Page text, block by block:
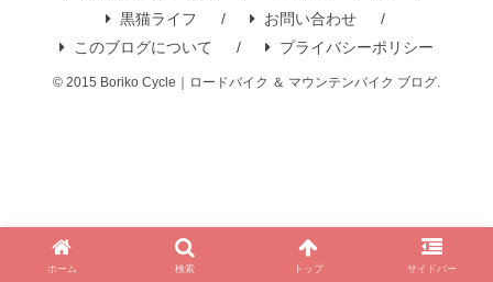
黒猫ライフ
お問い合わせ
このブログについて
プライバシーポリシー
© 2015 Boriko Cycle｜ロードバイク ＆ マウンテンバイク ブログ.
ホーム 検索 トップ サイドバー